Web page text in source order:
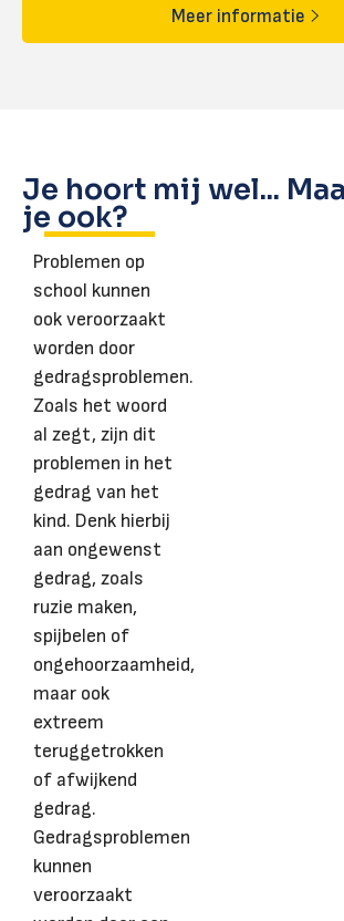
Meer informatie
Je hoort mij wel...
je ook?
Problemen op
school kunnen
ook veroorzaakt
worden door
gedragsproblemen.
Zoals het woord
al zegt, zijn dit
problemen in het
gedrag van het
kind. Denk hierbij
aan ongewenst
gedrag, zoals
ruzie maken,
spijbelen of
ongehoorzaamheid,
maar ook
extreem
teruggetrokken
of afwijkend
gedrag.
Gedragsproblemen
kunnen
veroorzaakt